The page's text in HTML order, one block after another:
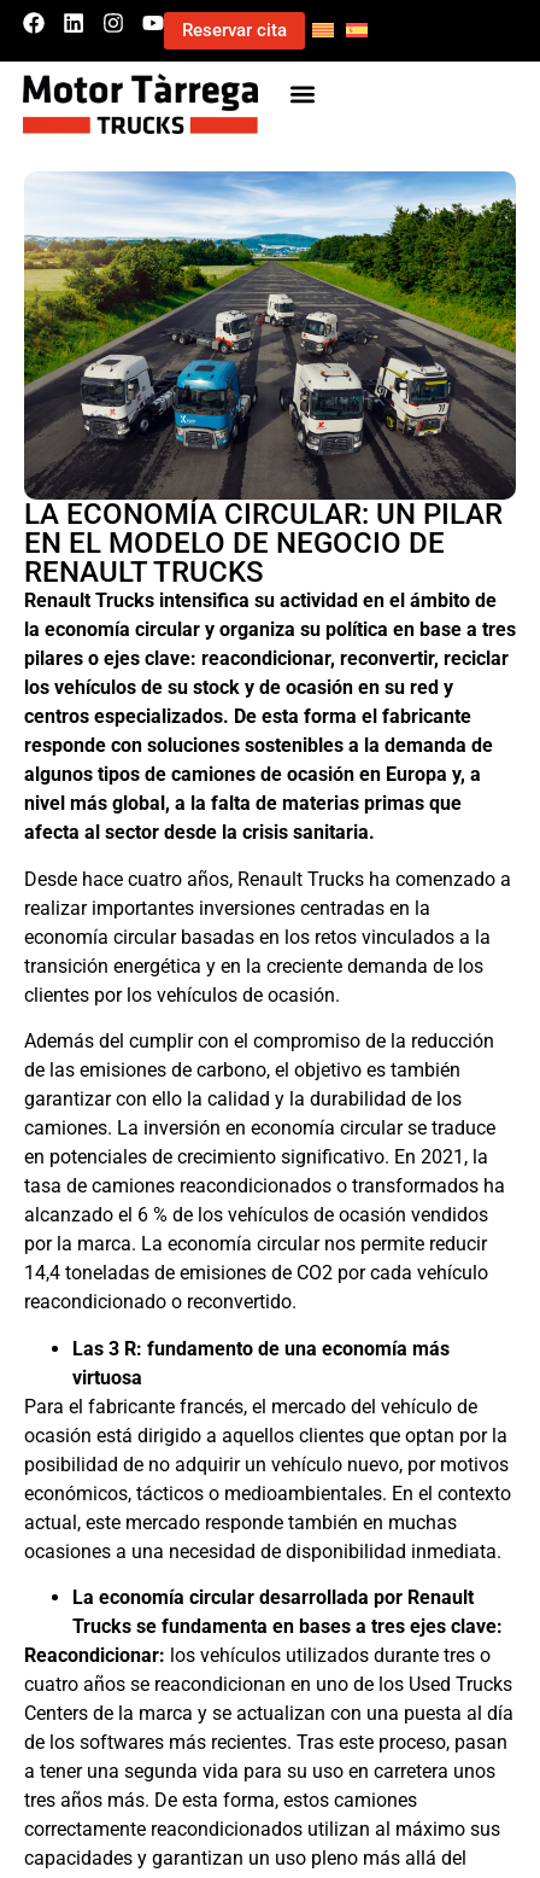
Reservar cita
LA ECONOMÍA CIRCULAR: UN PILAR
EN EL MODELO DE NEGOCIO DE
RENAULT TRUCKS
Renault Trucks intensifica su actividad en el ámbito de
la economía circular y organiza su política en base a tres
pilares o ejes clave: reacondicionar, reconvertir, reciclar
los vehículos de su stock y de ocasión en su red y
centros especializados. De esta forma el fabricante
responde con soluciones sostenibles a la demanda de
algunos tipos de camiones de ocasión en Europa y, a
nivel más global, a la falta de materias primas que
afecta al sector desde la crisis sanitaria.
Desde hace cuatro años, Renault Trucks ha comenzado a
realizar importantes inversiones centradas en la
economía circular basadas en los retos vinculados a la
transición energética y en la creciente demanda de los
clientes por los vehículos de ocasión.
Además del cumplir con el compromiso de la reducción
de las emisiones de carbono, el objetivo es también
garantizar con ello la calidad y la durabilidad de los
camiones. La inversión en economía circular se traduce
en potenciales de crecimiento significativo. En 2021, la
tasa de camiones reacondicionados o transformados ha
alcanzado el 6 % de los vehículos de ocasión vendidos
por la marca. La economía circular nos permite reducir
14,4 toneladas de emisiones de CO2 por cada vehículo
reacondicionado o reconvertido.
Las 3 R: fundamento de una economía más
virtuosa
Para el fabricante francés, el mercado del vehículo de
ocasión está dirigido a aquellos clientes que optan por la
posibilidad de no adquirir un vehículo nuevo, por motivos
económicos, tácticos o medioambientales. En el contexto
actual, este mercado responde también en muchas
ocasiones a una necesidad de disponibilidad inmediata.
La economía circular desarrollada por Renault
Trucks se fundamenta en bases a tres ejes clave:
Reacondicionar: los vehículos utilizados durante tres o
cuatro años se reacondicionan en uno de los Used Trucks
Centers de la marca y se actualizan con una puesta al día
de los softwares más recientes. Tras este proceso, pasan
a tener una segunda vida para su uso en carretera unos
tres años más. De esta forma, estos camiones
correctamente reacondicionados utilizan al máximo sus
capacidades y garantizan un uso pleno más allá del